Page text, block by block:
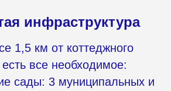
инфраструктура
1,5 км от коттеджного
есть все необходимое:
сады: 3 муниципальных и